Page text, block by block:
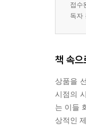
접수
독자
책 속으
상품을
시점의
는 이들
상적인